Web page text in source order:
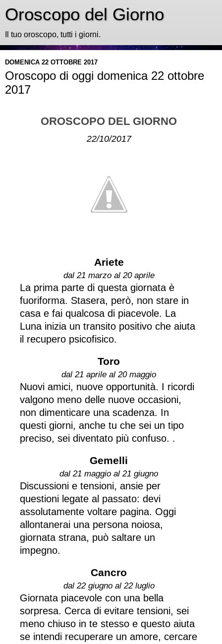
Oroscopo del Giorno
Il tuo oroscopo, tutti i giorni.
DOMENICA 22 OTTOBRE 2017
Oroscopo di oggi domenica 22 ottobre
2017
OROSCOPO DEL GIORNO
22/10/2017
Ariete
dal 21 marzo al 20 aprile
La prima parte di questa giornata è
fuoriforma. Stasera, però, non stare in
casa e fai qualcosa di piacevole. La
Luna inizia un transito positivo che aiuta
il recupero psicofisico.
Toro
dal 21 aprile al 20 maggio
Nuovi amici, nuove opportunità. I ricordi
valgono meno delle nuove occasioni,
non dimenticare una scadenza. In
questi giorni, anche tu che sei un tipo
preciso, sei diventato più confuso. .
Gemelli
dal 21 maggio al 21 giugno
Discussioni e tensioni, ansie per
questioni legate al passato: devi
assolutamente voltare pagina. Oggi
allontanerai una persona noiosa,
giornata strana, può saltare un
impegno.
Cancro
dal 22 giugno al 22 luglio
Giornata piacevole con una bella
sorpresa. Cerca di evitare tensioni, sei
meno chiuso in te stesso e questo aiuta
se intendi recuperare un amore, cercare